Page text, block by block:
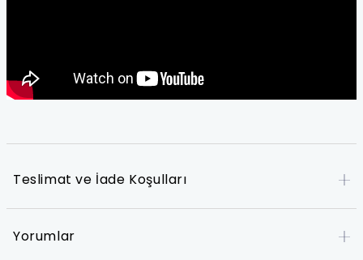
Teslimat ve İade Koşulları
Yorumlar